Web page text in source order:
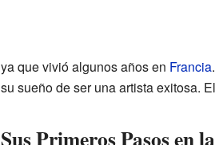
ya que vivió algunos años en Francia
su sueño de ser una artista exitosa.
Sus Primeros Pasos en